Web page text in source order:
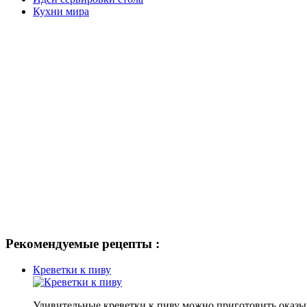
Кухни мира
Рекомендуемые рецепты :
Креветки к пиву